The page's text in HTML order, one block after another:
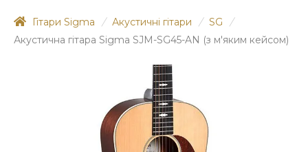
Гітари Sigma / Акустичні гітари / SG
/
Акустична гітара Sigma SJM-SG45-AN (з м'яким кейсом)